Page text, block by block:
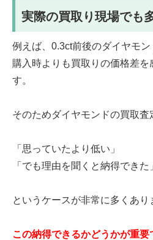
実際の買取り現場でも
例えば、0.3ct前後のダイヤモン
購入時よりも買取りの価格差
す。
そのためダイヤモンドの買取査
「思っていたより低い」
「でも理由を聞くと納得できた
というケースが非常に多くあり
この納得できるかどうかが重要